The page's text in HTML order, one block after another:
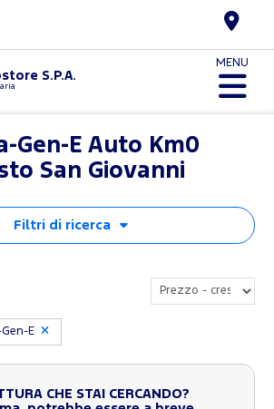
S.P.A.
MENU
Gen-E Auto Km0
San Giovanni
Filtri di ricerca
E
CHE STAI CERCANDO?